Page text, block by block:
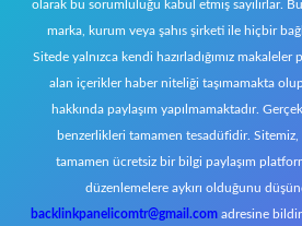
olarak bu sorumluluğu kabul etmiş sayılırlar.
marka, kurum veya şahıs şirketi ile hiçbir
Sitede yalnızca kendi hazırladığımız makaleler
alan içerikler haber niteliği taşımamakta
hakkında paylaşım yapılmamaktadır.
benzerlikleri tamamen tesadüfidir. Sitemiz,
tamamen ücretsiz bir bilgi paylaşım
düzenlemelere aykırı olduğunu
backlinkpanelicomtr@gmail.com adresine